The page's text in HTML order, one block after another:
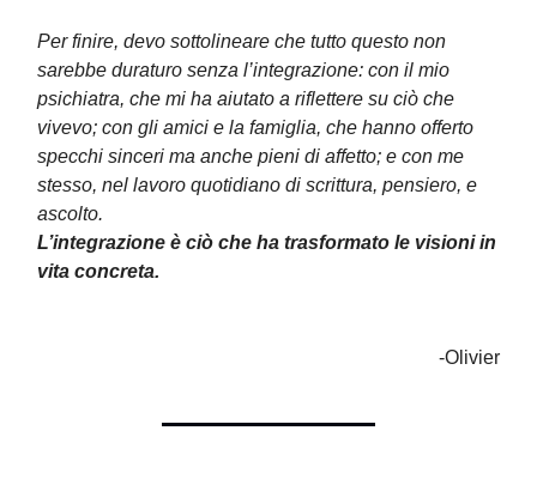
Per finire, devo sottolineare che tutto questo non
sarebbe duraturo senza l’integrazione: con il mio
psichiatra, che mi ha aiutato a riflettere su ciò che
vivevo; con gli amici e la famiglia, che hanno offerto
specchi sinceri ma anche pieni di affetto; e con me
stesso, nel lavoro quotidiano di scrittura, pensiero, e
ascolto.
L’integrazione è ciò che ha trasformato le visioni in
vita concreta.
-Olivier